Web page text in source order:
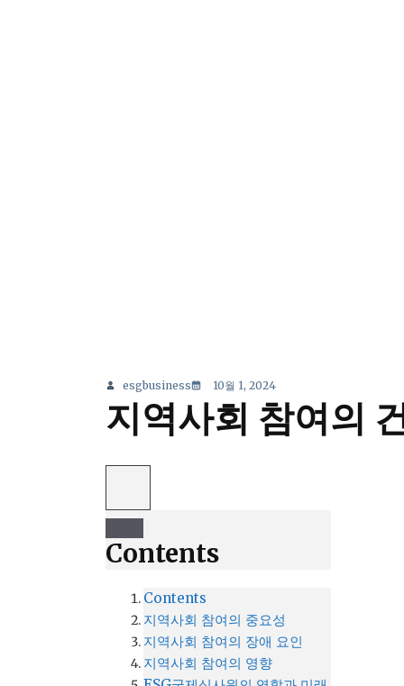
esgbusiness 10월 1, 2024
지역사회 참여의
Contents
Contents
지역사회 참여의 중요성
지역사회 참여의 장애 요인
지역사회 참여의 영향